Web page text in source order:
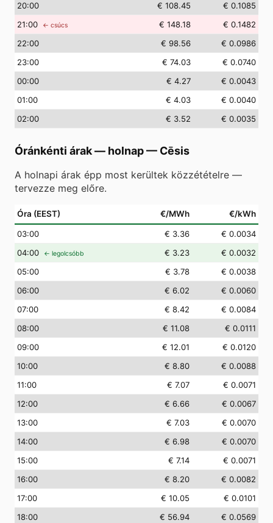
20:00 € 108.45
€ 0.1085
21:00 ← csúcs € 148.18
€ 0.1482
22:00 € 98.56
€ 0.0986
23:00 € 74.03
€ 0.0740
00:00 € 4.27
€ 0.0043
01:00 € 4.03
€ 0.0040
02:00 € 3.52 € 0.0035
Óránkénti árak — holnap— Cēsis
A holnapi árak épp most kerültek közzétételre —
tervezze meg előre.
Óra (EEST) €/MWh €/kWh
03:00 € 3.36
€ 0.0034
04:00 ← legolcsóbb € 3.23
€ 0.0032
05:00 € 3.78
€ 0.0038
06:00 € 6.02
€ 0.0060
07:00 € 8.42
€ 0.0084
08:00 € 11.08
€ 0.0111
09:00 € 12.01
€ 0.0120
10:00 € 8.80
€ 0.0088
11:00 € 7.07
€ 0.0071
12:00 € 6.66
€ 0.0067
13:00 € 7.03
€ 0.0070
14:00 € 6.98
€ 0.0070
15:00 € 7.14
€ 0.0071
16:00 € 8.20
€ 0.0082
17:00 € 10.05
€ 0.0101
18:00 € 56.94
€ 0.0569